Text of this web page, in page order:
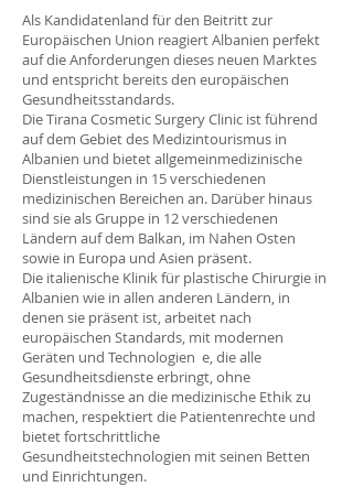
Als Kandidatenland für den Beitritt zur
Europäischen Union reagiert Albanien perfekt
auf die Anforderungen dieses neuen Marktes
und entspricht bereits den europäischen
Gesundheitsstandards.
Die Tirana Cosmetic Surgery Clinic ist führend
auf dem Gebiet des Medizintourismus in
Albanien und bietet allgemeinmedizinische
Dienstleistungen in 15 verschiedenen
medizinischen Bereichen an. Darüber hinaus
sind sie als Gruppe in 12 verschiedenen
Ländern auf dem Balkan, im Nahen Osten
sowie in Europa und Asien präsent.
Die italienische Klinik für plastische Chirurgie in
Albanien wie in allen anderen Ländern, in
denen sie präsent ist, arbeitet nach
europäischen Standards, mit modernen
Geräten und Technologien e, die alle
Gesundheitsdienste erbringt, ohne
Zugeständnisse an die medizinische Ethik zu
machen, respektiert die Patientenrechte und
bietet fortschrittliche
Gesundheitstechnologien mit seinen Betten
und Einrichtungen.